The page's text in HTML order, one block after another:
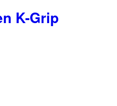
K-Grip